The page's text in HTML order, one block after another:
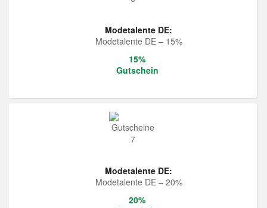
Modetalente DE:
Modetalente DE – 15%
15%
Gutschein
Modetalente DE:
Modetalente DE – 20%
20%